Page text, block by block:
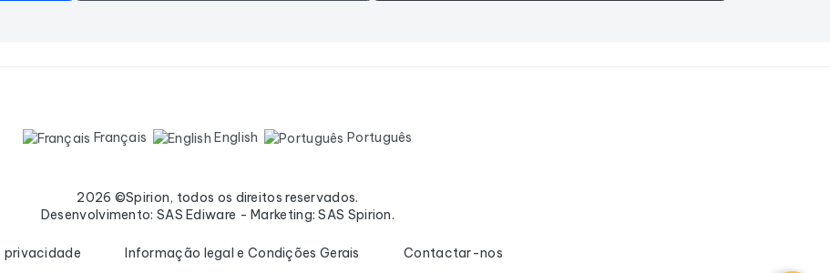
Français English Português
2026 ©Spirion, todos os direitos reservados.
Desenvolvimento: SAS Ediware - Marketing: SAS Spirion.
privacidade Informação legal e Condições Gerais Contactar-nos